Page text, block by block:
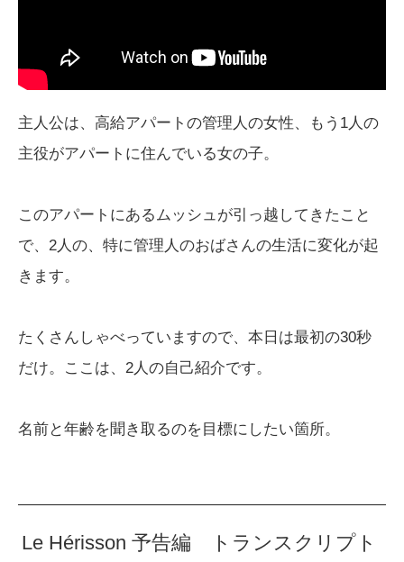
主人公は、高給アパートの管理人の女性、もう1人の
主役がアパートに住んでいる女の子。
このアパートにあるムッシュが引っ越してきたこと
で、2人の、特に管理人のおばさんの生活に変化が起
きます。
たくさんしゃべっていますので、本日は最初の30秒
だけ。ここは、2人の自己紹介です。
名前と年齢を聞き取るのを目標にしたい箇所。
Le Hérisson 予告編 トランスクリプト